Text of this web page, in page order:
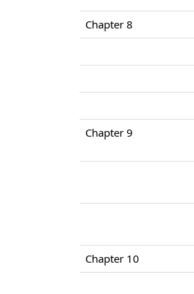
Chapter 8
Chapter 9
Chapter 10